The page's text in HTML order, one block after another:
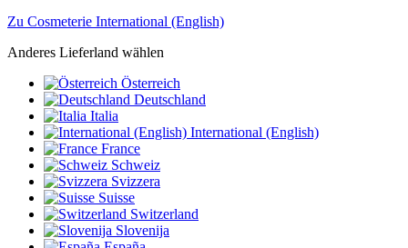
Zu Cosmeterie International (English)
Anderes Lieferland wählen
Österreich
Deutschland
Italia
International (English)
France
Schweiz
Svizzera
Suisse
Switzerland
Slovenija